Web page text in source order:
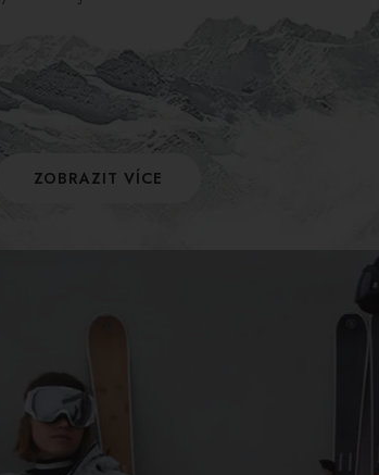
ZOBRAZIT VÍCE